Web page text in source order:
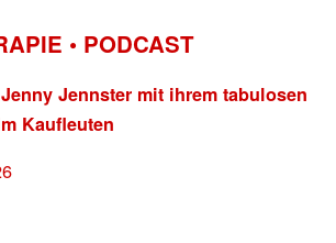
• PODCAST
Jennster mit ihrem tabulosen
Kaufleuten